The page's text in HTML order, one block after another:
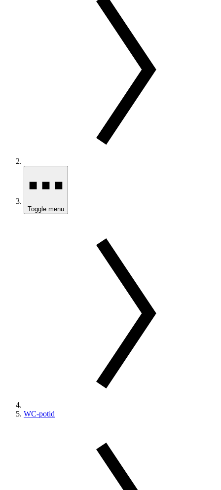
Toggle menu
WC-potid